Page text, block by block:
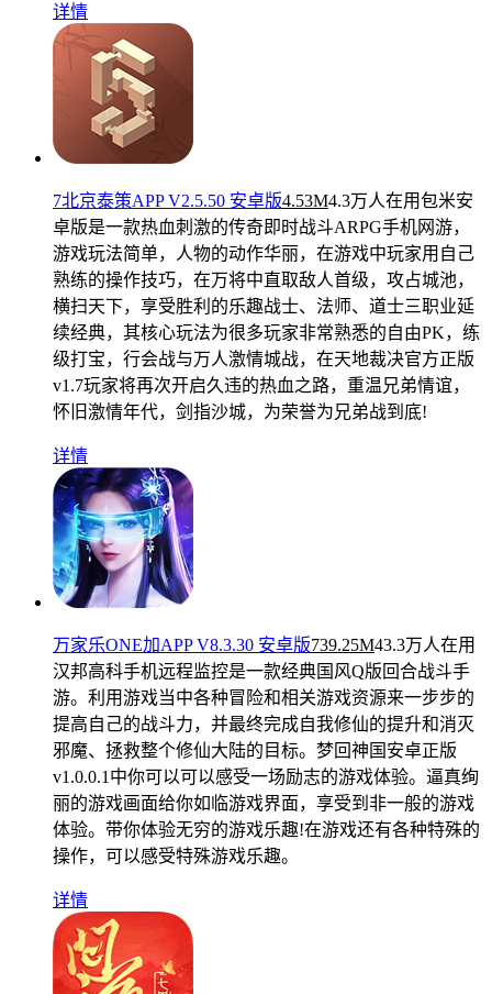
详情
7北京泰策APP V2.5.50 安卓版4.53M4.3万人在用包米安
卓版是一款热血刺激的传奇即时战斗ARPG手机网游，
游戏玩法简单，人物的动作华丽，在游戏中玩家用自己
熟练的操作技巧，在万将中直取敌人首级，攻占城池，
横扫天下，享受胜利的乐趣战士、法师、道士三职业延
续经典，其核心玩法为很多玩家非常熟悉的自由PK，练
级打宝，行会战与万人激情城战，在天地裁决官方正版
v1.7玩家将再次开启久违的热血之路，重温兄弟情谊，
怀旧激情年代，剑指沙城，为荣誉为兄弟战到底!
详情
万家乐ONE加APP V8.3.30 安卓版739.25M43.3万人在用
汉邦高科手机远程监控是一款经典国风Q版回合战斗手
游。利用游戏当中各种冒险和相关游戏资源来一步步的
提高自己的战斗力，并最终完成自我修仙的提升和消灭
邪魔、拯救整个修仙大陆的目标。梦回神国安卓正版
v1.0.0.1中你可以可以感受一场励志的游戏体验。逼真绚
丽的游戏画面给你如临游戏界面，享受到非一般的游戏
体验。带你体验无穷的游戏乐趣!在游戏还有各种特殊的
操作，可以感受特殊游戏乐趣。
详情